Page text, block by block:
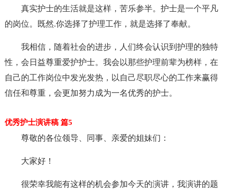
真实护士的生活就是这样，苦乐参半。护士是一个平凡
的岗位。既然.你选择了护理工作，就是选择了奉献。
我相信，随着社会的进步，人们终会认识到护理的独特
性，会日益尊重爱护护士。我会以那些护理前辈为榜样，在
自己的工作岗位中发光发热，以自己尽职尽心的工作来赢得
信任和尊重，会更加努力成为一名优秀的护士。
优秀护士演讲稿 篇5
尊敬的各位领导、同事、亲爱的姐妹们：
大家好！
很荣幸我能有这样的机会参加今天的演讲，我演讲的题